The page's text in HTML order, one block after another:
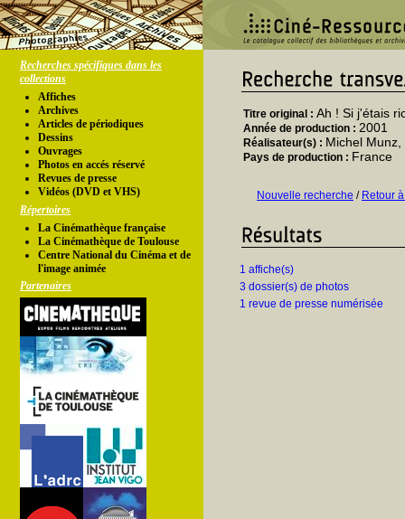
Recherches spécifiques dans les
collections
Affiches
Archives
Articles de périodiques
Dessins
Ouvrages
Photos en accés réservé
Revues de presse
Vidéos (DVD et VHS)
Répertoires
La Cinémathèque française
La Cinémathèque de Toulouse
Centre National du Cinéma et de
l'image animée
Partenaires
Titre original : Ah ! Si j'étais
Année de production : 2001
Réalisateur(s) : Michel
Pays de production : France
Nouvelle recherche / Retour
1 affiche(s)
3 dossier(s) de photos
1 revue de presse numérisée